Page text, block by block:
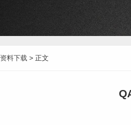
资料下载 > 正文